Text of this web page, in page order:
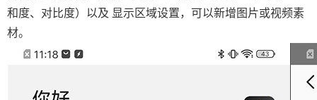
和度、对比度）以及 显示区域设置，可以新增图片或视频素
材。